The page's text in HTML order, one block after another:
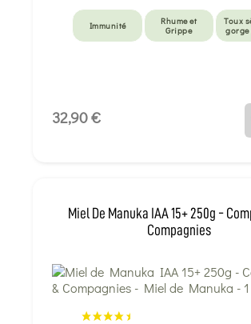
Immunité
Rhume et
Grippe
Toux
32,90 €
Miel De Manuka IAA 15+ 250g -
Compagnies